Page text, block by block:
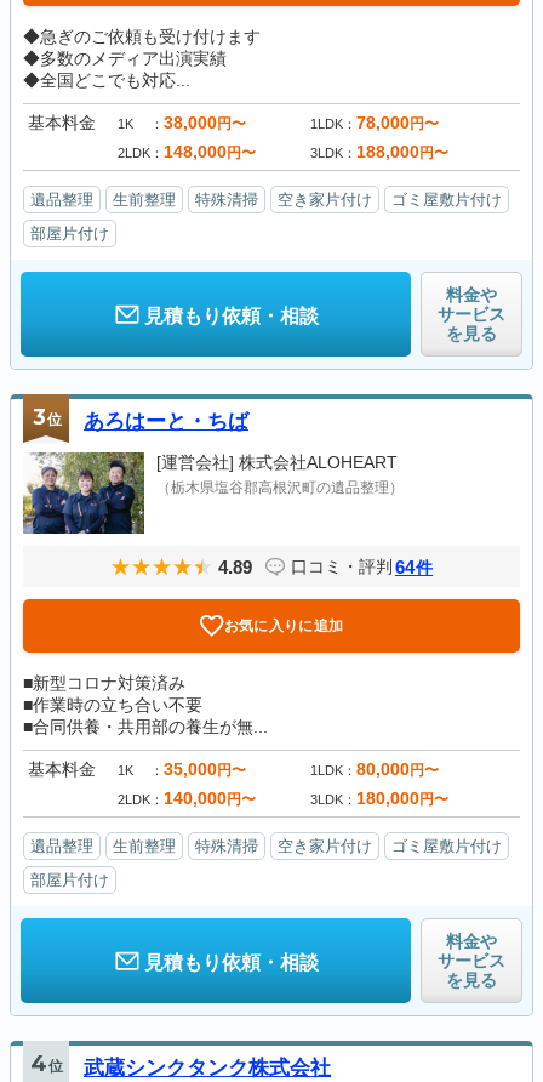
◆急ぎのご依頼も受け付けます
◆多数のメディア出演実績
◆全国どこでも対応...
基本料金 1K 38,000円〜 1LDK 78,000円〜
2LDK 148,000円〜 3LDK 188,000円〜
遺品整理 生前整理 特殊清掃 空き家片付け
ゴミ屋敷片付け
部屋片付け
見積もり依頼・相談
料金や
サービス
を見る
3位 あろはーと・ちば
[運営会社] 株式会社ALOHEART
（栃木県塩谷郡高根沢町の遺品整理）
4.89 口コミ・評判 64件
お気に入りに追加
■新型コロナ対策済み
■作業時の立ち合い不要
■合同供養・共用部の養生が無...
基本料金 1K 35,000円〜 1LDK 80,000円〜
2LDK 140,000円〜 3LDK 180,000円〜
遺品整理 生前整理 特殊清掃 空き家片付け
ゴミ屋敷片付け
部屋片付け
見積もり依頼・相談
料金や
サービス
を見る
4位 武蔵シンクタンク株式会社